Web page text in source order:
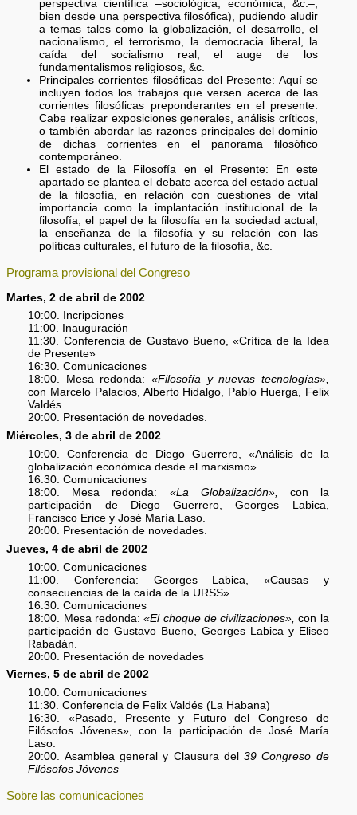
perspectiva científica –sociológica, económica, &c.–,
bien desde una perspectiva filosófica), pudiendo aludir
a temas tales como la globalización, el desarrollo, el
nacionalismo, el terrorismo, la democracia liberal, la
caída del socialismo real, el auge de los
fundamentalismos religiosos, &c.
Principales corrientes filosóficas del Presente: Aquí se
incluyen todos los trabajos que versen acerca de las
corrientes filosóficas preponderantes en el presente.
Cabe realizar exposiciones generales, análisis críticos,
o también abordar las razones principales del dominio
de dichas corrientes en el panorama filosófico
contemporáneo.
El estado de la Filosofía en el Presente: En este
apartado se plantea el debate acerca del estado actual
de la filosofía, en relación con cuestiones de vital
importancia como la implantación institucional de la
filosofía, el papel de la filosofía en la sociedad actual,
la enseñanza de la filosofía y su relación con las
políticas culturales, el futuro de la filosofía, &c.
Programa provisional del Congreso
Martes, 2 de abril de 2002
10:00. Incripciones
11:00. Inauguración
11:30. Conferencia de Gustavo Bueno, «Crítica de la Idea
de Presente»
16:30. Comunicaciones
18:00. Mesa redonda: «Filosofía y nuevas tecnologías»,
con Marcelo Palacios, Alberto Hidalgo, Pablo Huerga, Felix
Valdés.
20:00. Presentación de novedades.
Miércoles, 3 de abril de 2002
10:00. Conferencia de Diego Guerrero, «Análisis de la
globalización económica desde el marxismo»
16:30. Comunicaciones
18:00. Mesa redonda: «La Globalización»,
con la
participación de Diego Guerrero, Georges Labica,
Francisco Erice y José María Laso.
20:00. Presentación de novedades.
Jueves, 4 de abril de 2002
10:00. Comunicaciones
11:00. Conferencia: Georges Labica, «Causas y
consecuencias de la caída de la URSS»
16:30. Comunicaciones
18:00. Mesa redonda:«El choque de civilizaciones», con la
participación de Gustavo Bueno, Georges Labica y Eliseo
Rabadán.
20:00. Presentación de novedades
Viernes, 5 de abril de 2002
10:00. Comunicaciones
11:30. Conferencia de Felix Valdés (La Habana)
16:30. «Pasado, Presente y Futuro del Congreso de
Filósofos Jóvenes», con la participación de José María
Laso.
20:00. Asamblea general y Clausura del39 Congreso de
Filósofos Jóvenes
Sobre las comunicaciones